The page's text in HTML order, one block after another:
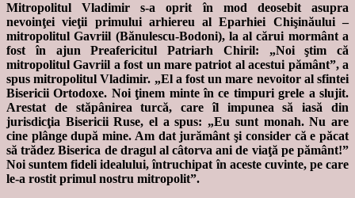
Mitropolitul Vladimir s-a oprit în mod deosebit asupra
nevoinţei vieţii primului arhiereu al Eparhiei Chişinăului –
mitropolitul Gavriil (Bănulescu-Bodoni), la al cărui mormânt a
fost în ajun Preafericitul Patriarh Chiril: „Noi ştim că
mitropolitul Gavriil a fost un mare patriot al acestui pământ”, a
spus mitropolitul Vladimir. „El a fost un mare nevoitor al sfintei
Bisericii Ortodoxe. Noi ţinem minte în ce timpuri grele a slujit.
Arestat de stăpânirea turcă, care îl impunea să iasă din
jurisdicţia Bisericii Ruse, el a spus: „Eu sunt monah. Nu are
cine plânge după mine. Am dat jurământ şi consider că e păcat
să trădez Biserica de dragul al câtorva ani de viaţă pe pământ!”
Noi suntem fideli idealului, întruchipat în aceste cuvinte, pe care
le-a rostit primul nostru mitropolit”.